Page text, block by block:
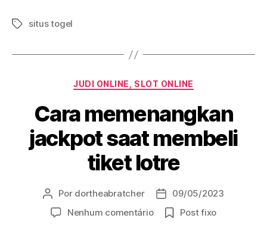
Tagssitus togel
Categorias
JUDI ONLINE, SLOT ONLINE
Cara memenangkan
jackpot saat membeli
tiket lotre
Autor
do
post
Por dortheabratcher
Data
de
publicação
09/05/2023
Nenhum comentárioem
Post fixo